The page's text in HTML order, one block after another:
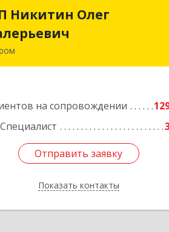
Никитин Олег
на сопровождении
Отправить заявку
Показать контакты
ИП Никитин Олег
Отправить заявку
Назад